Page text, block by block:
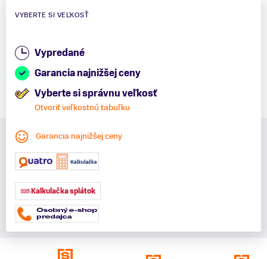
VYBERTE SI VEĽKOSŤ
Vypredané
Garancia najnižšej ceny
Vyberte si správnu veľkosť
Otvoriť veľkostnú tabuľku
Garancia najnižšej ceny
Kalkulačka splátok